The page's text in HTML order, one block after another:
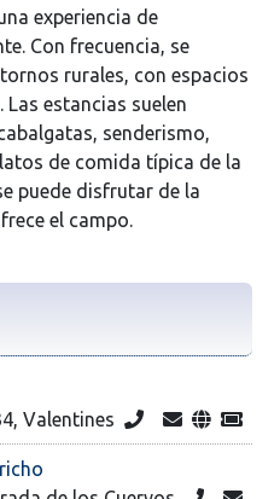
experiencia de
Con frecuencia, se
rurales, con espacios
estancias suelen
senderismo,
de comida típica de la
puede disfrutar de la
el campo.
Valentines